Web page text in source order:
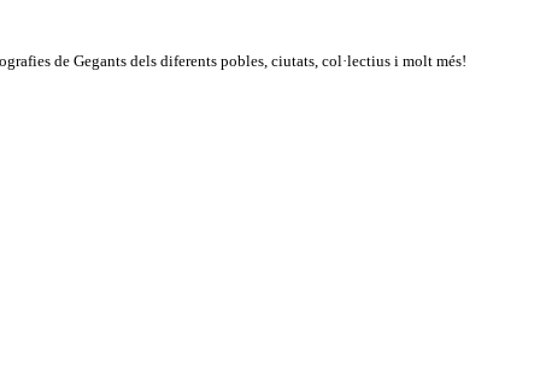
de Gegants dels diferents pobles, ciutats, col·lectius i molt més!